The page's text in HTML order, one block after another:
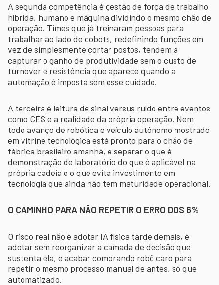
A segunda competência é gestão de força de trabalho
híbrida, humano e máquina dividindo o mesmo chão de
operação. Times que já treinaram pessoas para
trabalhar ao lado de cobots, redefinindo funções em
vez de simplesmente cortar postos, tendem a
capturar o ganho de produtividade sem o custo de
turnover e resistência que aparece quando a
automação é imposta sem esse cuidado.
A terceira é leitura de sinal versus ruído entre eventos
como CES e a realidade da própria operação. Nem
todo avanço de robótica e veículo autônomo mostrado
em vitrine tecnológica está pronto para o chão de
fábrica brasileiro amanhã, e separar o que é
demonstração de laboratório do que é aplicável na
própria cadeia é o que evita investimento em
tecnologia que ainda não tem maturidade operacional.
O CAMINHO PARA NÃO REPETIR O ERRO DOS 6%
O risco real não é adotar IA física tarde demais, é
adotar sem reorganizar a camada de decisão que
sustenta ela, e acabar comprando robô caro para
repetir o mesmo processo manual de antes, só que
automatizado.